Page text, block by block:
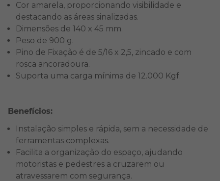
Cor amarela, proporcionando visibilidade e
destacando as áreas sinalizadas.
Dimensões de 140 x 45 mm.
Peso de 900 g.
Pino de Fixação é de 5/16 x 2,5, zincado e com
rosca ancoradoura.
Suporta uma carga mínima de 12.000 Kgf.
Benefícios:
Instalação simples e rápida, sem a necessidade de
ferramentas complexas.
Facilita a organização do espaço, ajudando
motoristas e pedestres a cruzarem ou
atravessarem com segurança.